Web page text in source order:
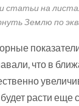
статьи на
Землю по
что в
расти еще